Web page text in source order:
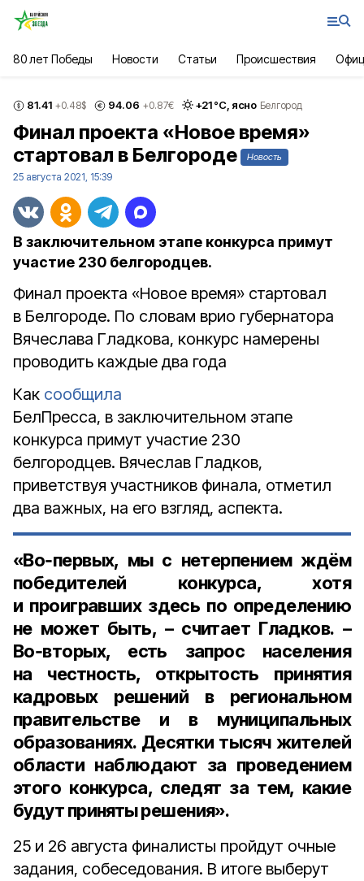
80 лет Победы Новости Статьи Происшествия
81.41 +0.48$ 94.06 +0.87€ +21°С, ясно Белгород
Финал проекта «Новое время»
стартовал в Белгороде
Новость
25 августа 2021, 15:39
В заключительном этапе конкурса примут
участие 230 белгородцев.
Финал проекта «Новое время» стартовал
в Белгороде. По словам врио губернатора
Вячеслава Гладкова, конкурс намерены
проводить каждые два года
Как сообщила
БелПресса, в заключительном этапе
конкурса примут участие 230
белгородцев. Вячеслав Гладков,
приветствуя участников финала, отметил
два важных, на его взгляд, аспекта.
«Во‑первых, мы с нетерпением ждём
победителей конкурса, хотя
и проигравших здесь по определению
не может быть, – считает Гладков. –
Во‑вторых, есть запрос населения
на честность, открытость принятия
кадровых решений в региональном
правительстве и в муниципальных
образованиях. Десятки тысяч жителей
области наблюдают за проведением
этого конкурса, следят за тем, какие
будут приняты решения».
25 и 26 августа финалисты пройдут очные
задания, собеседования. В итоге выберут